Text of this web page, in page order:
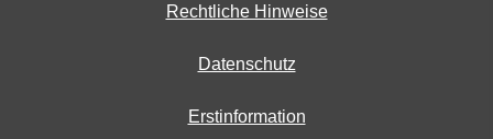
Rechtliche Hinweise
Datenschutz
Erstinformation